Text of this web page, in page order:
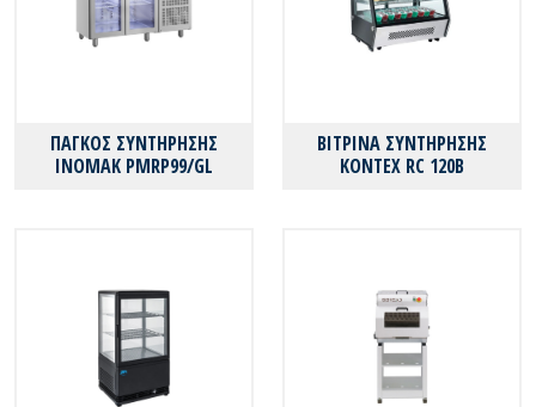
ΠΑΓΚΟΣ ΣΥΝΤΗΡΗΣΗΣ
ΙΝΟΜΑΚ PMRP99/GL
ΒΙΤΡΙΝΑ ΣΥΝΤΗΡΗΣΗΣ
KONTEX RC 120B